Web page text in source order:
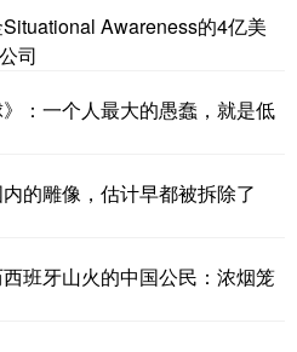
Awareness的4亿美
司
：一个人最大的愚蠢，就是低
的雕像，估计早都被拆除了
班牙山火的中国公民：浓烟笼